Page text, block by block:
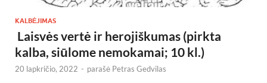
KALBĖJIMAS
Laisvės vertė ir herojiškumas (pirkta
kalba, siūlome nemokamai; 10 kl.)
20 lapkričio, 2022 - parašė Petras Gedvilas